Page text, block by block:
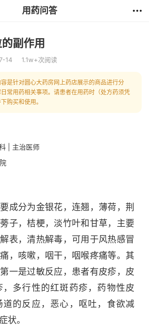
用药问答
副作用
14 1.1w+次阅读
是针对圆心大药房网上药店展示的商品进行分
常用药相关事项。请患者在用药时（处方药须凭
购买和使用。
| 主治医师
成分为金银花，连翘，薄荷，荆
子，桔梗，淡竹叶和甘草，主要
表，清热解毒，可用于风热感冒
，咳嗽，咽干，咽喉疼痛等。其
一是过敏反应，患者有皮疹，皮
，多行性的红斑药疹，药物性皮
道的反应，恶心，呕吐，食欲减
状。